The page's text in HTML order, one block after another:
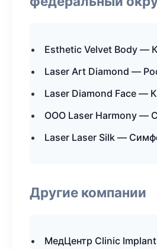
Esthetic Velvet Body —
Laser Art Diamond —
Laser Diamond Face —
ООО Laser Harmony —
Laser Laser Silk —
Другие компании
МедЦентр Clinic